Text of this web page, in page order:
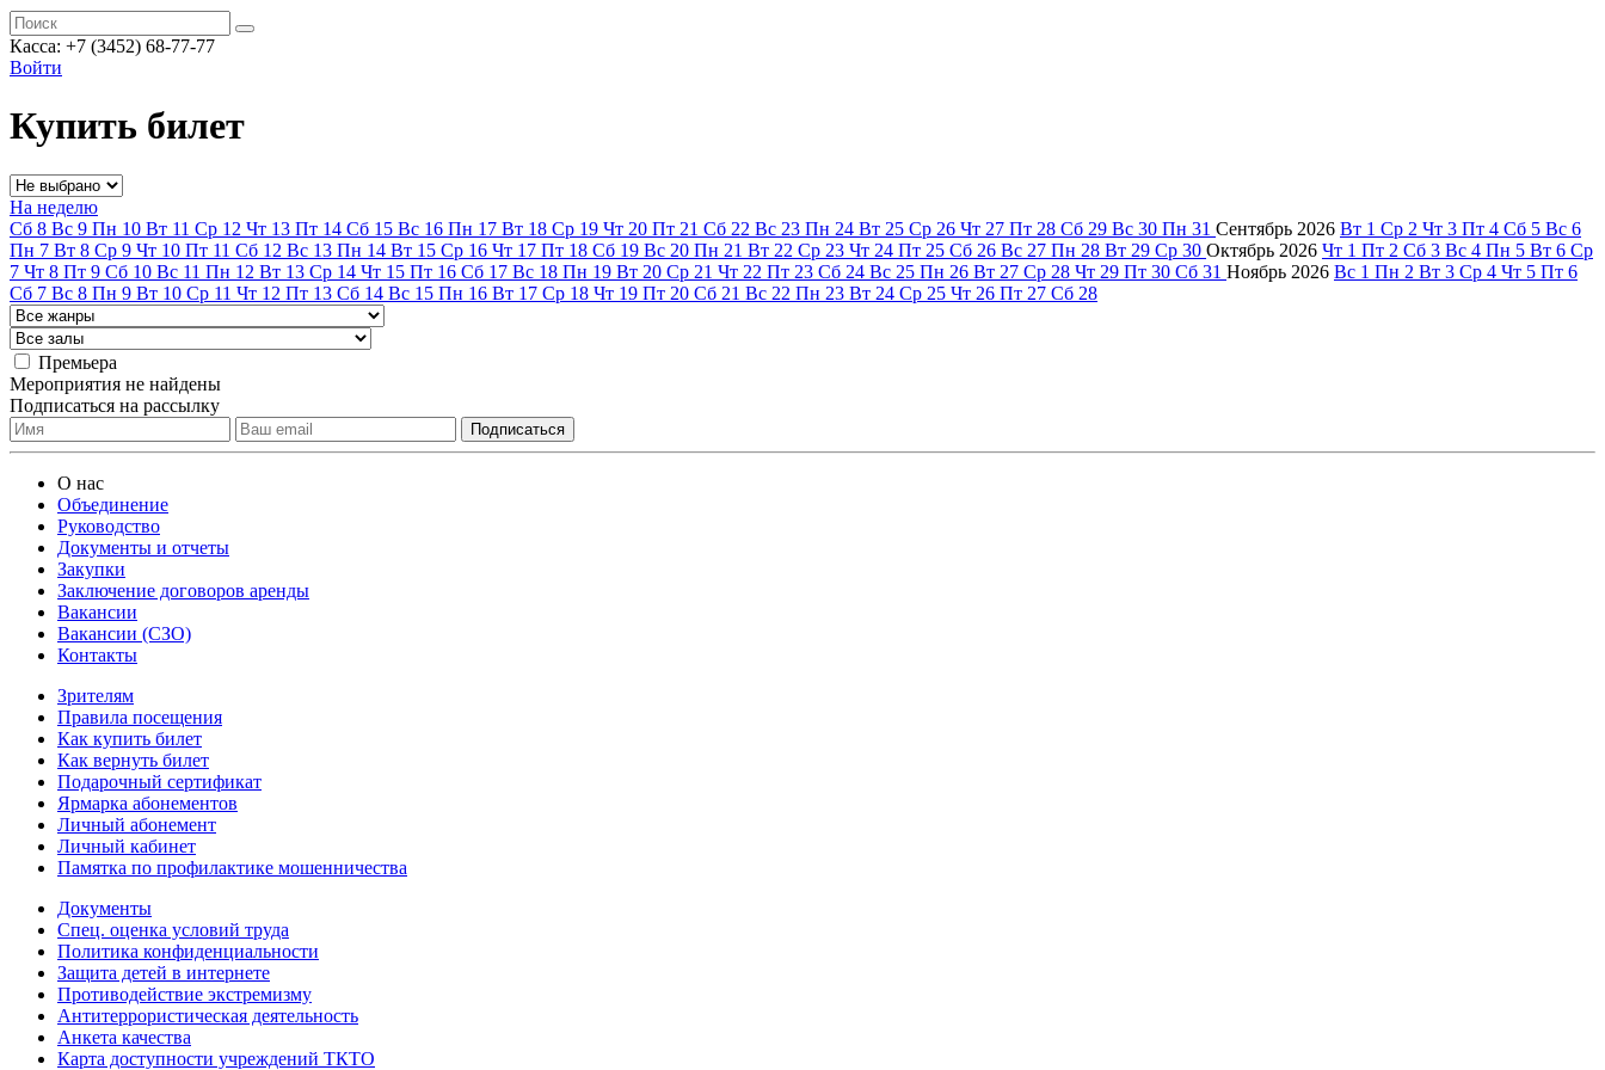
Касса: +7 (3452) 68-77-77
Войти
Купить билет
На неделю
Сб 8 Вс 9 Пн 10 Вт 11 Ср 12 Чт 13 Пт 14 Сб 15 Вс 16 Пн 17 Вт 18 Ср 19 Чт 20 Пт 21 Сб 22 Вс 23 Пн 24 Вт 25 Ср 26 Чт 27 Пт 28 Сб 29 Вс 30 Пн 31 Сентябрь 2026 Вт 1 Ср 2 Чт 3 Пт 4 Сб 5 Вс 6
Пн 7 Вт 8 Ср 9 Чт 10 Пт 11 Сб 12 Вс 13 Пн 14 Вт 15 Ср 16 Чт 17 Пт 18 Сб 19 Вс 20 Пн 21 Вт 22 Ср 23 Чт 24 Пт 25 Сб 26 Вс 27 Пн 28 Вт 29 Ср 30 Октябрь 2026 Чт 1 Пт 2 Сб 3 Вс 4 Пн 5 Вт 6 Ср
7 Чт 8 Пт 9 Сб 10 Вс 11 Пн 12 Вт 13 Ср 14 Чт 15 Пт 16 Сб 17 Вс 18 Пн 19 Вт 20 Ср 21 Чт 22 Пт 23 Сб 24 Вс 25 Пн 26 Вт 27 Ср 28 Чт 29 Пт 30 Сб 31 Ноябрь 2026 Вс 1 Пн 2 Вт 3 Ср 4 Чт 5 Пт 6
Сб 7 Вс 8 Пн 9 Вт 10 Ср 11 Чт 12 Пт 13 Сб 14 Вс 15 Пн 16 Вт 17 Ср 18 Чт 19 Пт 20 Сб 21 Вс 22 Пн 23 Вт 24 Ср 25 Чт 26 Пт 27 Сб 28
Премьера
Мероприятия не найдены
Подписаться на рассылку
О нас
Объединение
Руководство
Документы и отчеты
Закупки
Заключение договоров аренды
Вакансии
Вакансии (СЗО)
Контакты
Зрителям
Правила посещения
Как купить билет
Как вернуть билет
Подарочный сертификат
Ярмарка абонементов
Личный абонемент
Личный кабинет
Памятка по профилактике мошенничества
Документы
Спец. оценка условий труда
Политика конфиденциальности
Защита детей в интернете
Противодействие экстремизму
Антитеррористическая деятельность
Анкета качества
Карта доступности учреждений ТКТО